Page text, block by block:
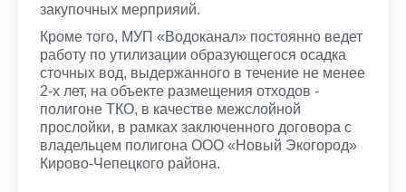
закупочных мерприяий.
Кроме того, МУП «Водоканал» постоянно ведет
работу по утилизации образующегося осадка
сточных вод, выдержанного в течение не менее
2-х лет, на объекте размещения отходов -
полигоне ТКО, в качестве межслойной
прослойки, в рамках заключенного договора с
владельцем полигона ООО «Новый Экогород»
Кирово-Чепецкого района.